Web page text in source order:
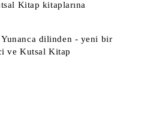
Kitap kitaplarına
dilinden - yeni bir
ve Kutsal Kitap